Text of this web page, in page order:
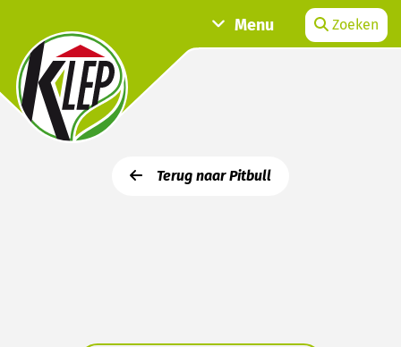
Menu Zoeken
Terug naar Pitbull